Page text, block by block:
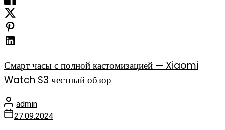
Смарт часы с полной кастомизацией — Xiaomi
Watch S3 честный обзор
admin
27.09.2024